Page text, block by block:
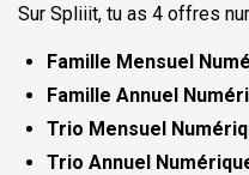
Sur Spliiit, tu as 4 offres
Famille Mensuel
Famille Annuel
Trio Mensuel
Trio Annuel